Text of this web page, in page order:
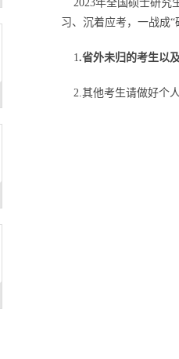
2023年全国硕士研究
习、沉着应考，一战成“
1 .省外未归的考生以
2.其他考生请做好个人